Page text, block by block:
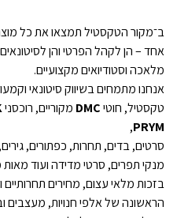
ב־מקור הטקסטיל תמצאו את כל
אחד – הן לקהל הפרטי והן
מלאכה וסטודיואים מקצועיים.
אנחנו מתמחים בשיווק סיטונאי
טקסטיל, חוטיDMC מקוריים, רוכסני
PRYM
,
סרטים, בדים, תחרות, כפתורים,
מנקי תפרים, סרטי מדידה ועוד מאות
בזכות מלאי עצום, מחירים תחרותיים
הראשונה של אלפי חנויות, מעצבים